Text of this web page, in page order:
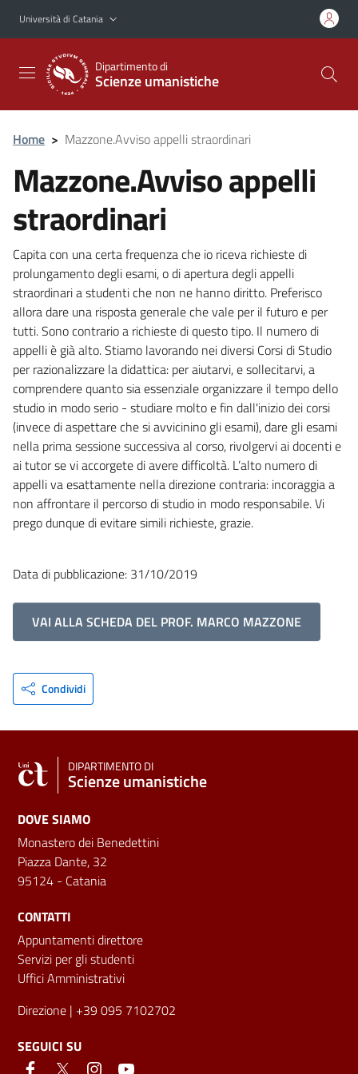
Vai al contenuto principale
Vai al menu di navigazione
Università di Catania
Dipartimento di
Scienze umanistiche
Home > Mazzone.Avviso appelli straordinari
Mazzone.Avviso appelli
straordinari
Capita con una certa frequenza che io riceva richieste di
prolungamento degli esami, o di apertura degli appelli
straordinari a studenti che non ne hanno diritto. Preferisco
allora dare una risposta generale che vale per il futuro e per
tutti. Sono contrario a richieste di questo tipo. Il numero di
appelli è già alto. Stiamo lavorando nei diversi Corsi di Studio
per razionalizzare la didattica: per aiutarvi, e sollecitarvi, a
comprendere quanto sia essenziale organizzare il tempo dello
studio in modo serio - studiare molto e fin dall'inizio dei corsi
(invece di aspettare che si avvicinino gli esami), dare gli esami
nella prima sessione successiva al corso, rivolgervi ai docenti e
ai tutor se vi accorgete di avere difficoltà. L’alto numero di
appelli va esattamente nella direzione contraria: incoraggia a
non affrontare il percorso di studio in modo responsabile. Vi
prego dunque di evitare simili richieste, grazie.
Data di pubblicazione: 31/10/2019
VAI ALLA SCHEDA DEL PROF. MARCO MAZZONE
Condividi
DIPARTIMENTO DI
Scienze umanistiche
DOVE SIAMO
Monastero dei Benedettini
Piazza Dante, 32
95124 - Catania
CONTATTI
Appuntamenti direttore
Servizi per gli studenti
Uffici Amministrativi
Direzione | +39 095 7102702
SEGUICI SU